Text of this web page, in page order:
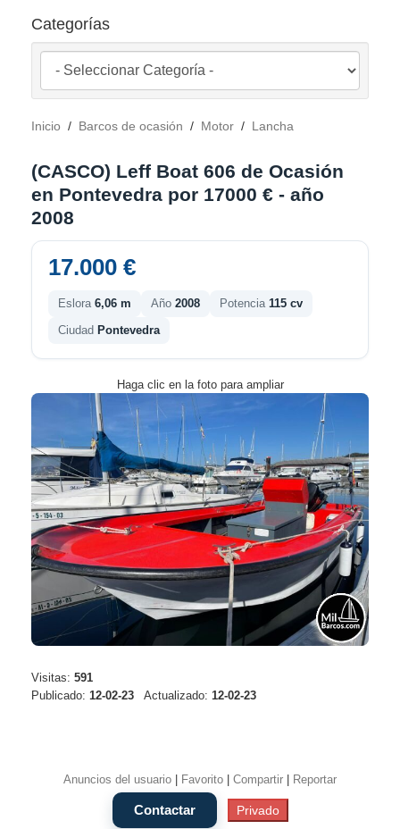
Categorías
Inicio / Barcos de ocasión / Motor / Lancha
(CASCO) Leff Boat 606 de Ocasión
en Pontevedra por 17000 € - año
2008
17.000 €
Eslora 6,06 m Año 2008 Potencia 115 cv
Ciudad Pontevedra
Haga clic en la foto para ampliar
Visitas: 591
Publicado: 12-02-23 Actualizado: 12-02-23
Anuncios del usuario Favorito Compartir Reportar